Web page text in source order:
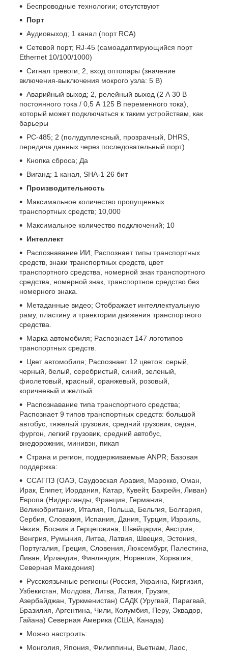
Беспроводные технологии; отсутствуют
Порт
Аудиовыход; 1 канал (порт RCA)
Сетевой порт; RJ-45 (самоадаптирующийся порт
Ethernet 10/100/1000)
Сигнал тревоги; 2, вход оптопары (значение
включения-выключения мокрого узла: 5 В)
Аварийный выход; 2, релейный выход (2 А 30 В
постоянного тока / 0,5 А 125 В переменного тока),
который может подключаться к таким устройствам, как
барьеры
РС-485; 2 (полудуплексный, прозрачный, DHRS,
передача данных через последовательный порт)
Кнопка сброса; Да
Виганд; 1 канал, SHA-1 26 бит
Производительность
Максимальное количество пропущенных
транспортных средств; 10,000
Максимальное количество подключений; 10
Интеллект
Распознавание ИИ; Распознает типы транспортных
средств, знаки транспортных средств, цвет
транспортного средства, номерной знак транспортного
средства, номерной знак, транспортное средство без
номерного знака.
Метаданные видео; Отображает интеллектуальную
раму, пластину и траектории движения транспортного
средства.
Марка автомобиля; Распознает 147 логотипов
транспортных средств.
Цвет автомобиля; Распознает 12 цветов: серый,
черный, белый, серебристый, синий, зеленый,
фиолетовый, красный, оранжевый, розовый,
коричневый и желтый.
Распознавание типа транспортного средства;
Распознает 9 типов транспортных средств: большой
автобус, тяжелый грузовик, средний грузовик, седан,
фургон, легкий грузовик, средний автобус,
внедорожник, минивэн, пикап
Страна и регион, поддерживаемые ANPR; Базовая
поддержка:
ССАГПЗ (ОАЭ, Саудовская Аравия, Марокко, Оман,
Ирак, Египет, Иордания, Катар, Кувейт, Бахрейн, Ливан)
Европа (Нидерланды, Франция, Германия,
Великобритания, Италия, Польша, Бельгия, Болгария,
Сербия, Словакия, Испания, Дания, Турция, Израиль,
Чехия, Босния и Герцеговина, Швейцария, Австрия,
Венгрия, Румыния, Литва, Латвия, Швеция, Эстония,
Португалия, Греция, Словения, Люксембург, Палестина,
Ливан, Ирландия, Финляндия, Норвегия, Хорватия,
Северная Македония)
Русскоязычные регионы (Россия, Украина, Киргизия,
Узбекистан, Молдова, Литва, Латвия, Грузия,
Азербайджан, Туркменистан) САДК (Уругвай, Парагвай,
Бразилия, Аргентина, Чили, Колумбия, Перу, Эквадор,
Гайана) Северная Америка (США, Канада)
Можно настроить:
Монголия, Япония, Филиппины, Вьетнам, Лаос,